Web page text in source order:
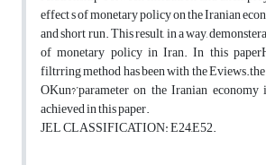
effect s of monetary policy on the Iranian
and short run. This result, in a way,
of monetary policy in Iran. In this
filtrring method has been with the
OKun?’parameter on the Iranian
achieved in this paper.
JEL CLASSIFICATION: E24,E52.